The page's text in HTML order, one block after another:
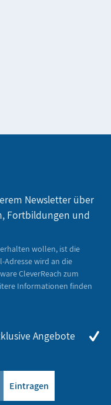
Newsletter über
Fortbildungen und
wollen, ist die
Adresse wird an die
CleverReach zum
Informationen finden
Angebote
Eintragen